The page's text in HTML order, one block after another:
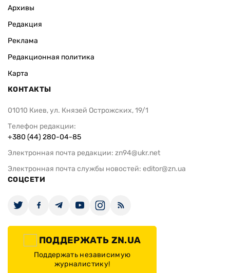
Архивы
Редакция
Реклама
Редакционная политика
Карта
КОНТАКТЫ
01010 Киев, ул. Князей Острожских, 19/1
Телефон редакции:
+380 (44) 280-04-85
Электронная почта редакции: zn94@ukr.net
Электронная почта службы новостей: editor@zn.ua
СОЦСЕТИ
ПОДДЕРЖАТЬ ZN.UA
Поддержать независимую
журналистику!